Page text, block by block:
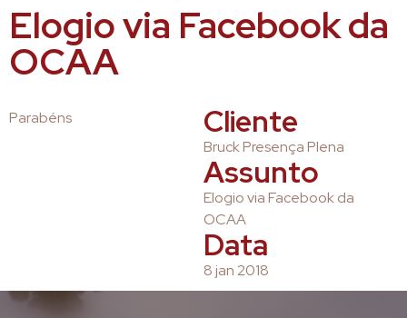
Elogio via Facebook da
OCAA
Parabéns Cliente
Bruck Presença Plena
Assunto
Elogio via Facebook da
OCAA
Data
8 jan 2018